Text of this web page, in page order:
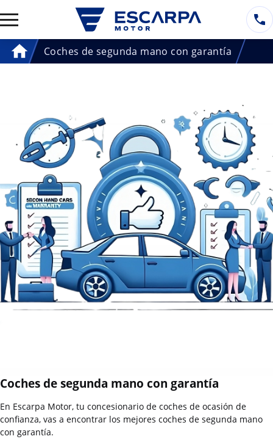
HomeCoches de segunda mano con garantía
Coches de segunda mano con garantía
En Escarpa Motor, tu concesionario de coches de ocasión de
confianza, vas a encontrar los mejores coches de segunda mano
con garantía.